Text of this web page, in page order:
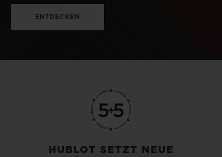
ENTDECKEN
HUBLOT SETZT NEUE